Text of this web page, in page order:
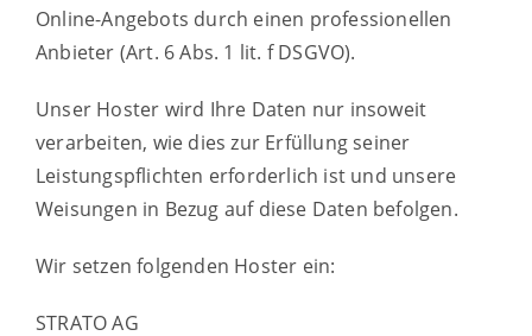
Online-Angebots durch einen professionellen
Anbieter (Art. 6 Abs. 1 lit. f DSGVO).
Unser Hoster wird Ihre Daten nur insoweit
verarbeiten, wie dies zur Erfüllung seiner
Leistungspflichten erforderlich ist und unsere
Weisungen in Bezug auf diese Daten befolgen.
Wir setzen folgenden Hoster ein:
STRATO AG